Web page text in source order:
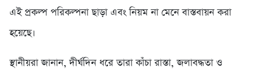
এই প্রকল্প পরিকল্পনা ছাড়া এবং নিয়ম না মেনে বাস্তবায়ন করা
হয়েছে।
স্থানীয়রা জানান, দীর্ঘদিন ধরে তারা কাঁচা রাস্তা, জলাবদ্ধতা ও